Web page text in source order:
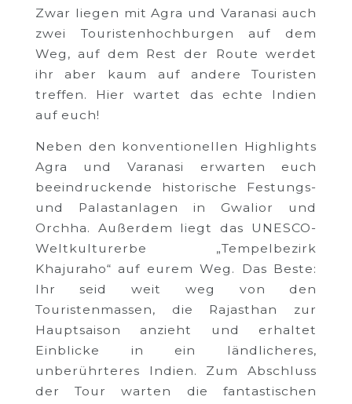
Zwar liegen mit Agra und Varanasi auch
zwei Touristenhochburgen auf dem
Weg, auf dem Rest der Route werdet
ihr aber kaum auf andere Touristen
treffen. Hier wartet das echte Indien
auf euch!
Neben den konventionellen Highlights
Agra und Varanasi erwarten euch
beeindruckende historische Festungs-
und Palastanlagen in Gwalior und
Orchha. Außerdem liegt das UNESCO-
Weltkulturerbe „Tempelbezirk
Khajuraho“ auf eurem Weg. Das Beste:
Ihr seid weit weg von den
Touristenmassen, die Rajasthan zur
Hauptsaison anzieht und erhaltet
Einblicke in ein ländlicheres,
unberührteres Indien. Zum Abschluss
der Tour warten die fantastischen